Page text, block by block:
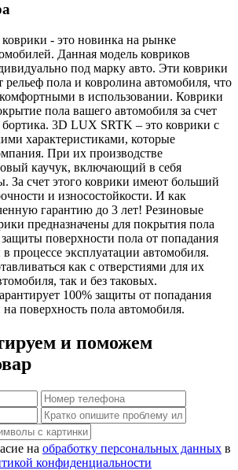
- это новинка на рынке
Данная модель ковриков
под марку авто. Эти коврики
рельеф пола и ковролина автомобиля, что
комфортными в использовании. Коврики
пола вашего автомобиля за счет
3D LUX SRTK – это коврики с
характеристиками, которые
При их производстве
каучук, включающий в себя
За счет этого коврики имеют больший
и износостойкости. И как
гарантию до 3 лет! Резиновые
предназначены для покрытия пола
поверхности пола от попадания
процессе эксплуатации автомобиля.
как с отверстиями для их
так и без таковых.
100% защиты от попадания
поверхность пола автомобиля.
и поможем
на обработку персональных данных в
конфиденциальности